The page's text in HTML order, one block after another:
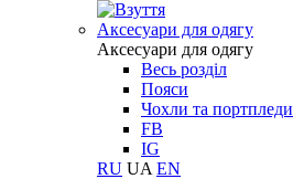
Aксесуари для одягу
Aксесуари для одягу
Весь розділ
Пояси
Чохли та портпледи
FB
IG
RU UA EN